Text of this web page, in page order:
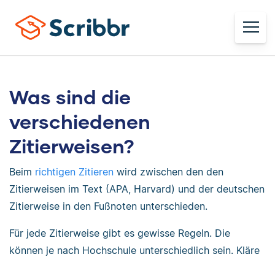
Was sind die
verschiedenen
Zitierweisen?
Beim richtigen Zitieren wird zwischen den den
Zitierweisen im Text (APA, Harvard) und der deutschen
Zitierweise in den Fußnoten unterschieden.
Für jede Zitierweise gibt es gewisse Regeln. Die
können je nach Hochschule unterschiedlich sein. Kläre